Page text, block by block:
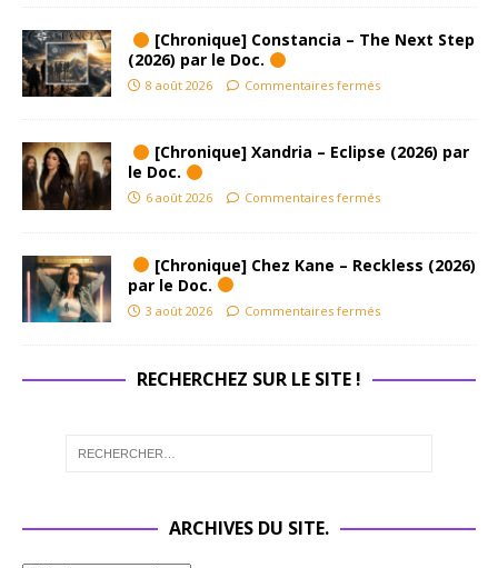
[Chronique] Constancia – The Next Step
(2026) par le Doc.
8 août 2026 Commentaires fermés
[Chronique] Xandria – Eclipse (2026) par
le Doc.
6 août 2026 Commentaires fermés
[Chronique] Chez Kane – Reckless (2026)
par le Doc.
3 août 2026 Commentaires fermés
RECHERCHEZ SUR LE SITE !
ARCHIVES DU SITE.